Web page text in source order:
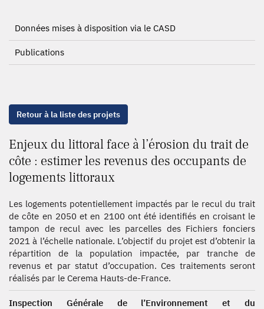
Données mises à disposition via le CASD
Publications
Retour à la liste des projets
Enjeux du littoral face à l’érosion du trait de
côte : estimer les revenus des occupants de
logements littoraux
Les logements potentiellement impactés par le recul du trait
de côte en 2050 et en 2100 ont été identifiés en croisant le
tampon de recul avec les parcelles des Fichiers fonciers
2021 à l’échelle nationale. L’objectif du projet est d’obtenir la
répartition de la population impactée, par tranche de
revenus et par statut d’occupation. Ces traitements seront
réalisés par le Cerema Hauts-de-France.
Inspection Générale de l’Environnement et du